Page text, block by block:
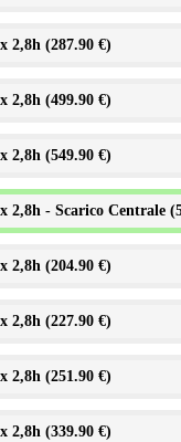
2,8h (287.90 €)
2,8h (499.90 €)
2,8h (549.90 €)
2,8h - Scarico Centrale (
2,8h (204.90 €)
2,8h (227.90 €)
2,8h (251.90 €)
2,8h (339.90 €)